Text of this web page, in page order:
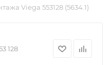
Viega 553128 (5634.1)
128